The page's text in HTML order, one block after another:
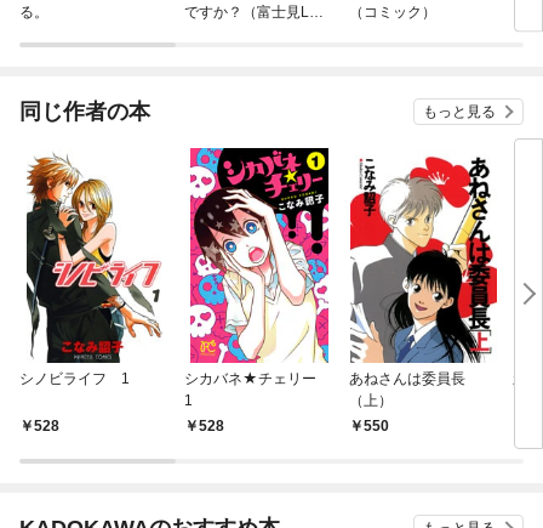
る。
ですか？（富士見L文
（コミック）
同じ作者の本 もっと見る
シノビライフ 1
528
シカバネ★チェリー
1
528
あねさんは委員長
（上）
550
新